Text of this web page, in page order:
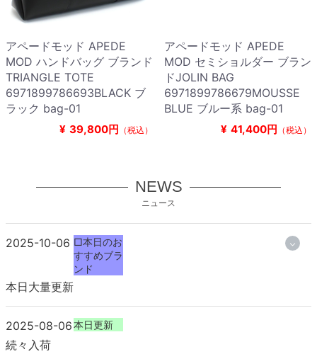
アペードモッド APEDE
MOD ハンドバッグ ブランド
TRIANGLE TOTE
6971899786693BLACK ブ
ラック bag-01
¥ 39,800円 （税込）
アペードモッド APEDE
MOD セミショルダー ブラン
ドJOLIN BAG
6971899786679MOUSSE
BLUE ブルー系 bag-01
¥ 41,400円 （税込）
NEWS
ニュース
2025-10-06 □本日のお
すすめブラ
ンド
本日大量更新
2025-08-06本日更新
続々入荷